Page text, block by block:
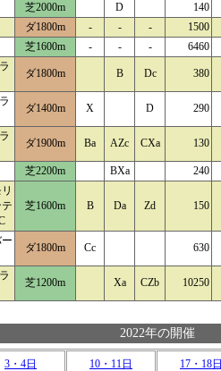
芝2000m D 140
ダ1800m - - - 1500
芝1600m - - - 6460
ダ1800m B Dc 380
ダ1400m X D 290
ダ1900m Ba AZc CXa 130
芝2200m BXa 240
芝1600m B Da Zd 150
ダ1800m Cc 630
芝1200m Xa CZb 10250
2022年の開催
3・4日 10・11日 17・18日